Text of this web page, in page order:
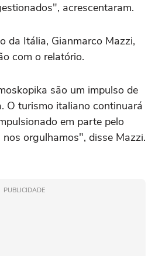
acrescentaram.
da Itália, Gianmarco Mazzi,
com o relatório.
são um impulso de
O turismo italiano continuará
em parte pelo
orgulhamos", disse Mazzi.
PUBLICIDADE